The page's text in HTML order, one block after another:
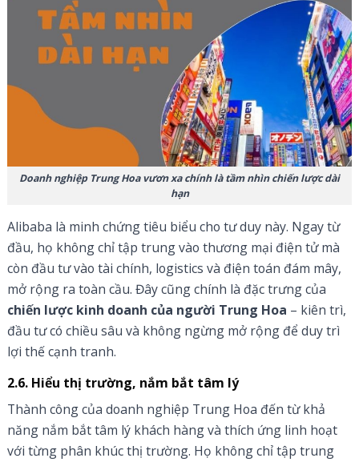
Doanh nghiệp Trung Hoa vươn xa chính là tầm nhìn chiến lược dài
hạn
Alibaba là minh chứng tiêu biểu cho tư duy này. Ngay từ
đầu, họ không chỉ tập trung vào thương mại điện tử mà
còn đầu tư vào tài chính, logistics và điện toán đám mây,
mở rộng ra toàn cầu. Đây cũng chính là đặc trưng của
chiến lược kinh doanh của người Trung Hoa – kiên trì,
đầu tư có chiều sâu và không ngừng mở rộng để duy trì
lợi thế cạnh tranh.
2.6. Hiểu thị trường, nắm bắt tâm lý
Thành công của doanh nghiệp Trung Hoa đến từ khả
năng nắm bắt tâm lý khách hàng và thích ứng linh hoạt
với từng phân khúc thị trường. Họ không chỉ tập trung